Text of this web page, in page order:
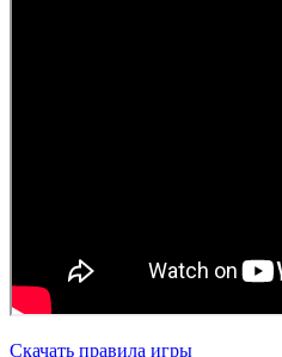
Скачать правила игры